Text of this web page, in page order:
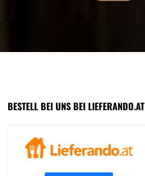
BESTELL BEI UNS BEI LIEFERANDO.AT